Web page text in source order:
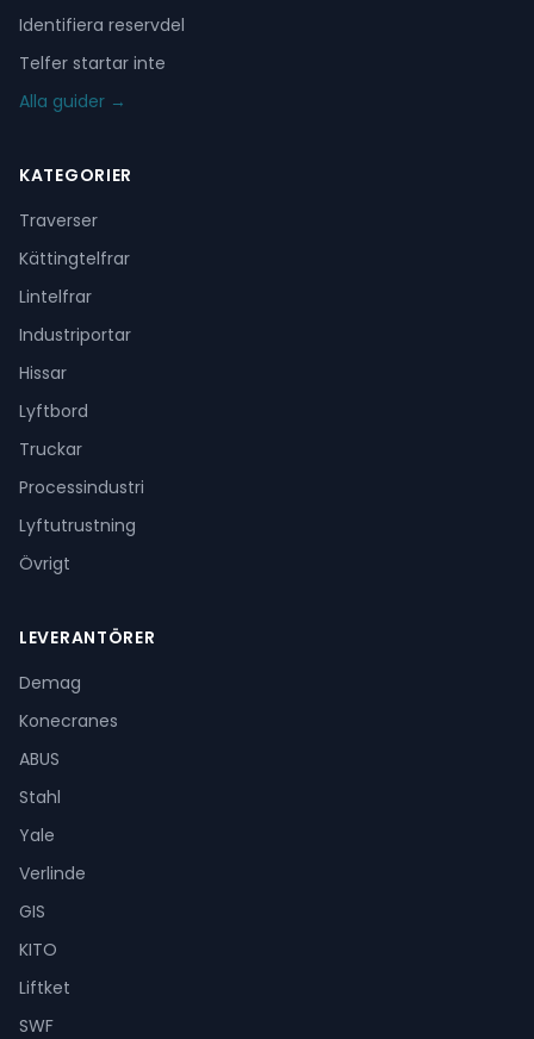
Identifiera reservdel
Telfer startar inte
Alla guider →
KATEGORIER
Traverser
Kättingtelfrar
Lintelfrar
Industriportar
Hissar
Lyftbord
Truckar
Processindustri
Lyftutrustning
Övrigt
LEVERANTÖRER
Demag
Konecranes
ABUS
Stahl
Yale
Verlinde
GIS
KITO
Liftket
SWF